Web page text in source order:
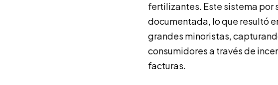
fertilizantes. Este sistema por
documentada, lo que resultó
grandes minoristas,
consumidores a través de
facturas.